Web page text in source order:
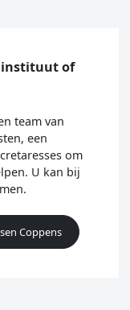
of
team van
een
om
U kan bij
Coppens